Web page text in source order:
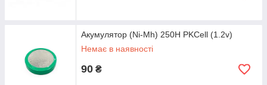
Акумулятор (Ni-Mh) 250H PKCell (1.2v)
Немає в наявності
90 ₴